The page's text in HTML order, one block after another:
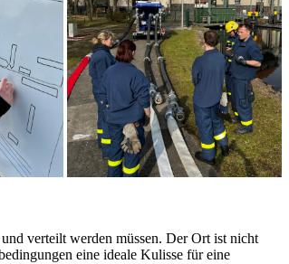
verteilt werden müssen. Der Ort ist nicht
eine ideale Kulisse für eine